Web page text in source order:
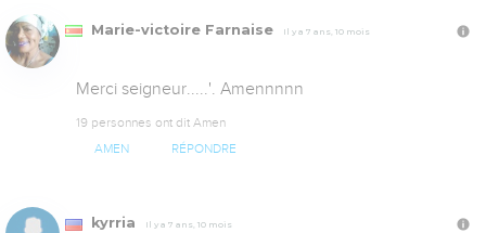
Marie-victoire Farnaise Il y a 7 ans, 10 mois
Merci seigneur.....'. Amennnnn
19 personnes ont dit Amen
AMEN RÉPONDRE
kyrria Il y a 7 ans, 10 mois